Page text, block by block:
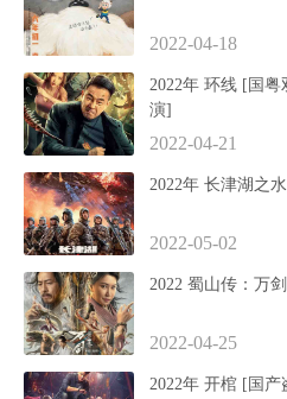
2022-04-18
2022年 环线 [国粤双语国产科幻灾难片 陈小春主
演]
2022-04-21
2022-05-02
2022 蜀山传：万
2022-04-25
2022年